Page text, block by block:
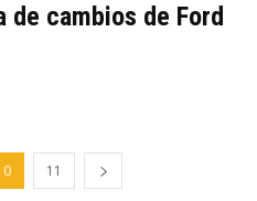
de cambios de Ford
11